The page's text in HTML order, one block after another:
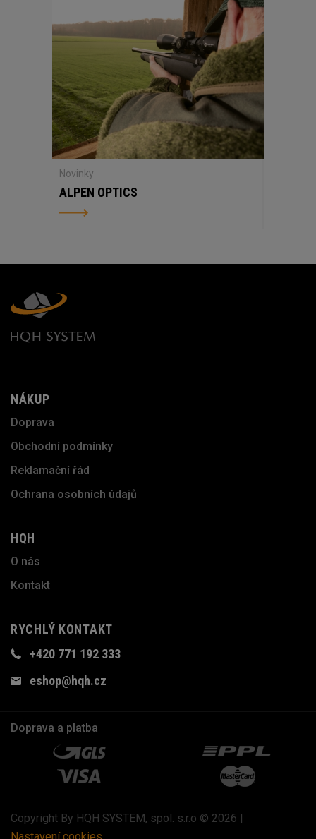
Novinky
ALPEN OPTICS
NÁKUP
Doprava
Obchodní podmínky
Reklamační řád
Ochrana osobních údajů
HQH
O nás
Kontakt
RYCHLÝ KONTAKT
+420 771 192 333
eshop@hqh.cz
Doprava a platba
Copyright By HQH SYSTEM, spol. s.r.o © 2026 |